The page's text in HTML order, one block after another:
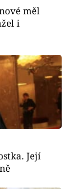
měl
i
Její